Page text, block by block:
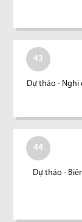
43
Dự thảo -
44
Dự thảo -